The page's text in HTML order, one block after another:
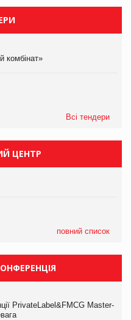
комбінат»
Всі тендери
ЦЕНТР
повний список
PrivateLabel&FMCG Master-